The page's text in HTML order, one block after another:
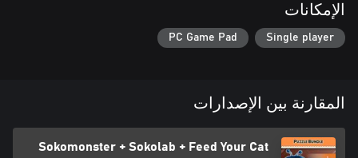
الإمكانات
Single player
PC Game Pad
المقارنة بين الإصدارات
Sokomonster + Sokolab + Feed Your Cat